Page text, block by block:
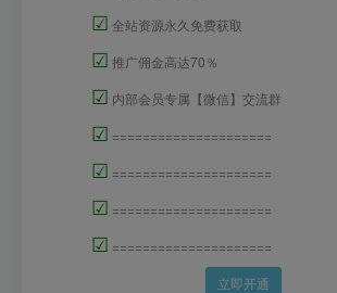
☑ 全站资源永久免费获取
☑ 推广佣金高达70％
☑ 内部会员专属【微信】交流群
☑ =====================
☑ =====================
☑ =====================
☑ =====================
立即开通